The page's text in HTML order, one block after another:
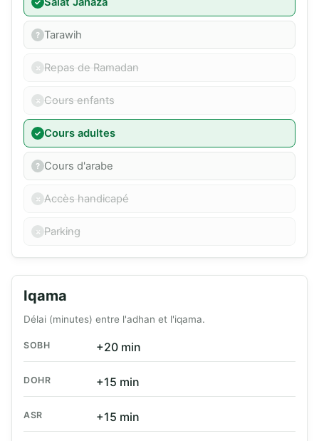
Tarawih
Repas de Ramadan
Cours enfants
Cours adultes
Cours d'arabe
Accès handicapé
Parking
Iqama
Délai (minutes) entre l'adhan et l'iqama.
SOBH +20 min
DOHR +15 min
ASR +15 min